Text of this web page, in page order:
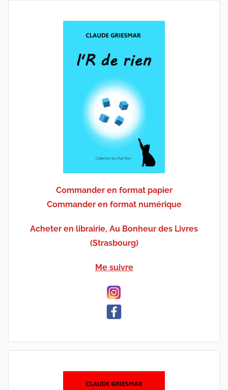
Commander en format papier
Commander en format numérique
Acheter en librairie, Au Bonheur des Livres
(Strasbourg)
Me suivre